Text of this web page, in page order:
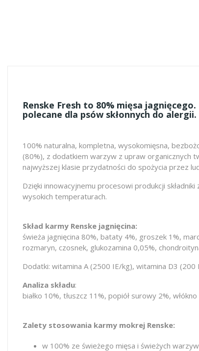
Renske Fresh to 80% mięsa
polecane dla psów skłonnych do alergii.
100% naturalna, kompletna, wysokomięsna,
(80%), z dodatkiem warzyw z upraw organicznych
najwyższej klasie przydatności do spożycia przez
Dzięki innowacyjnemu procesowi produkcji
wysokich temperaturach.
Skład karmy Renske jagnięcina:
świeża jagnięcina 80%, bataty 4%, groszek 1%,
rozmaryn, czosnek, glukozamina 0,05%,
Dodatki: witamina A (2500 IE/kg), witamina D3
Analiza składu:
białko 10%, tłuszcz 11%, popiół surowy 2%,
Zalety stosowania karmy mokrej Renske:
w 100% ze świeżego mięsa i świeżych